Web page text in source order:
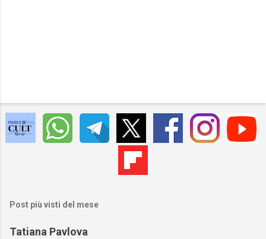
Post più visti del mese
Tatiana Pavlova